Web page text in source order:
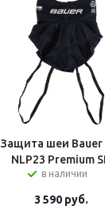
Защита шеи Bauer
NLP23 Premium
в наличии
3 590руб.